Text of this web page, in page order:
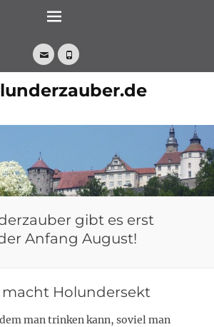
E-
Telefon
gibt es erst
Anfang August!
macht Holundersekt
man trinken kann, soviel man